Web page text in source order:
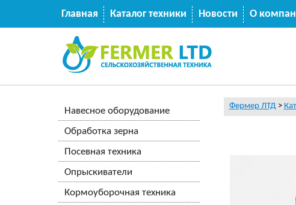
Главная Каталог техники Новости О
Навесное оборудование
Обработка зерна
Посевная техника
Опрыскиватели
Кормоуборочная техника
Фермер ЛТД>